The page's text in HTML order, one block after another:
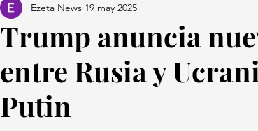
Trump anuncia
entre Rusia y
Putin
Ezeta News 19 may 2025